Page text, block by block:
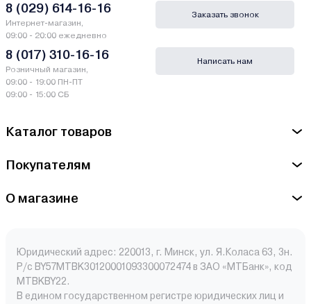
Каталог товаров
Покупателям
О магазине
Юридический адрес: 220013, г. Минск, ул. Я.Коласа 63, 3н.
Р/с BY57MTBK30120001093300072474 в ЗАО «МТБанк», код
MTBKBY22.
В едином государственном регистре юридических лиц и
8 (029) 614-16-16
Интернет-магазин,
09:00 - 20:00 ежедневно
8 (017) 310-16-16
Розничный магазин,
09:00 - 19:00 ПН-ПТ
09:00 - 15:00 СБ
Заказать звонок
Написать нам